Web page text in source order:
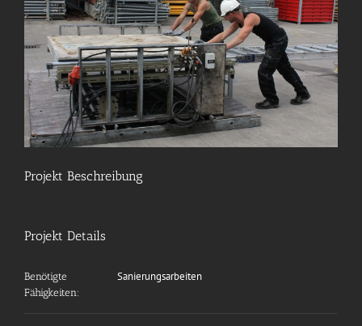
Projekt Beschreibung
Projekt Details
Benötigte
Fähigkeiten:
Sanierungsarbeiten